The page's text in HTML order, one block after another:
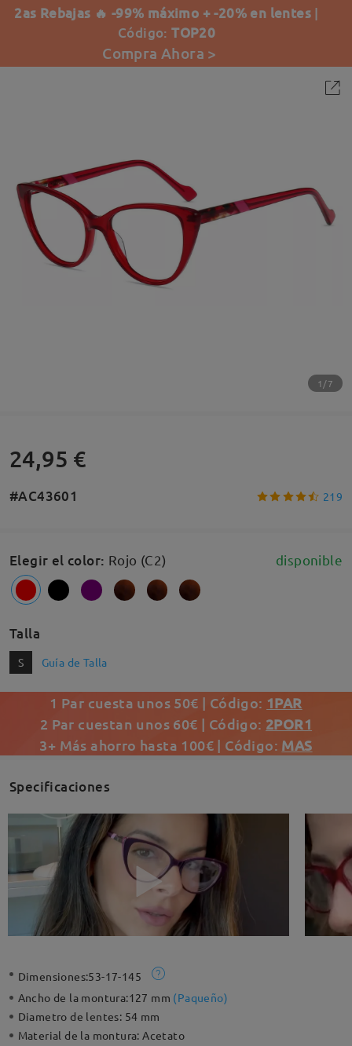
2as Rebajas 🔥 -99% máximo + -20% en lentes |
Código:TOP20
Compra Ahora >
1/7
24,95 €
#AC43601 219
Elegir el color: Rojo (C2) disponible
Talla
S Guía de Talla
1 Par cuesta unos 50€ | Código: 1PAR
2 Par cuestan unos 60€ | Código: 2POR1
3+ Más ahorro hasta 100€ | Código: MAS
Specificaciones
Dimensiones:53-17-145
Ancho de la montura:127 mm (Paqueño)
Diametro de lentes: 54 mm
Material de la montura:Acetato